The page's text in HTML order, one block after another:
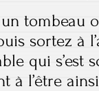
tombeau
sortez à
qui s’est
à l’être